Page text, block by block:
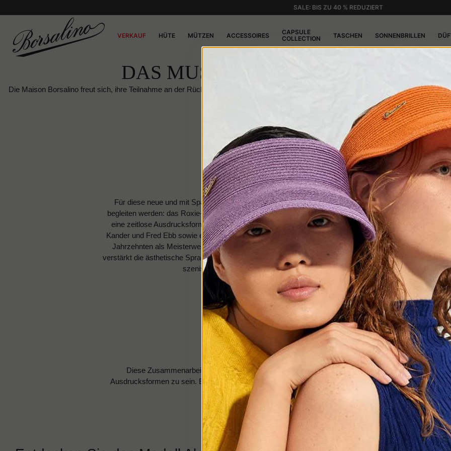
SALE: BIS ZU 40 % REDUZIERT
VERKAUF HÜTE MÜTZEN ACCESSOIRES
CAPSULE
COLLECTION
TASCHEN SONNENBRILLEN
PLEASE CHOOSE YOUR COUNTRY
DAS MUSICAL CHICAGO IM
Die Maison Borsalino freut sich, ihre Teilnahme an der Rückkehr eines der ikonischsten Musicals der Theatergeschichte
Saison 2025 im Casino de Paris auf der Bühne.
Für diese neue und mit Spannung erwartete Produktion hat Borsalino die Hüte entworfen, die einen
begleiten werden: das Roxie-Ballett. Im Mittelpunkt steht das Modell Alexander, geprägt von einer
eine zeitlose Ausdrucksform handwerklicher Exzellenz und des Stils, der unsere Maison seit jeher
Kander und Fred Ebb sowie einer Regie, die sich vom unverwechselbaren kreativen Universum Bob
Jahrzehnten als Meisterwerk des Gleichgewichts zwischen Eleganz, Ironie und Rhythmus. Die
verstärkt die ästhetische Sprache des Stücks und schafft einen natürlichen Dialog zwischen Mode und
szenischen Gestik und dem handwerklichen Savoir-faire, das die Marke seit
Diese Zusammenarbeit feiert nicht nur die Tradition der Maison, sondern auch ihre Fähigkeit, aktiv
Ausdrucksformen zu sein. Eine Synergie, die Kreativität und Heritage verbindet und eine faszinierende
Unterhaltung hervorbringt.